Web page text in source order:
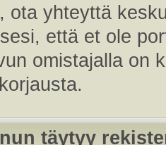
ota yhteyttä
että et ole
omistajalla on
täytyy